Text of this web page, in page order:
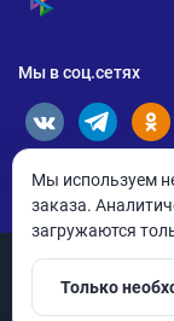
Помощь по
Мы в соц.сетях
© 2026 ANDPRO /
Мы используем
заказа.
загружаются
Только